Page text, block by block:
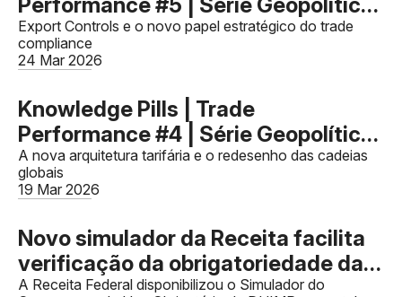
e o Novo Comércio Global - Artigo
03
Export Controls e o novo papel estratégico do trade
compliance
24 Mar 2026
Knowledge Pills | Trade
Performance #4 | Série Geopolítica
e o Novo Comércio Global - Artigo
02
A nova arquitetura tarifária e o redesenho das cadeias
globais
19 Mar 2026
Novo simulador da Receita facilita
verificação da obrigatoriedade da
DUIMP
A Receita Federal disponibilizou o Simulador do